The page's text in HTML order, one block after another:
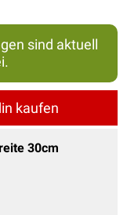
sind aktuell
kaufen
30cm